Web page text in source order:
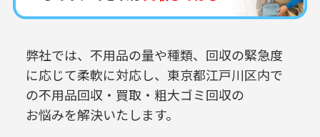
弊社では、不用品の量や種類、回収の緊急度
に応じて柔軟に対応し、 東京都江戸川区内で
の不用品回収・買取・粗大ゴミ回収の
お悩みを解決いたします。